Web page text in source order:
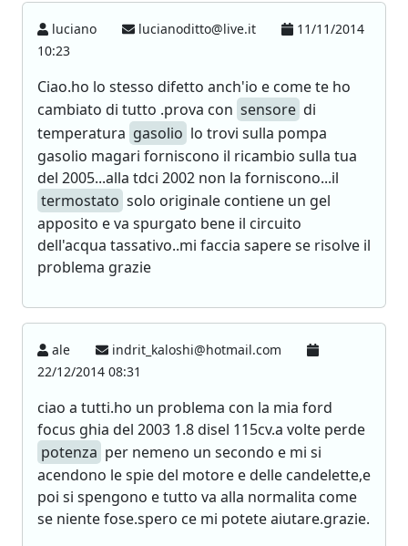
luciano lucianoditto@live.it
11/11/2014
10:23
Ciao.ho lo stesso difetto anch'io e come te ho
cambiato di tutto .prova con sensore di
temperatura gasolio lo trovi sulla pompa
gasolio magari forniscono il ricambio sulla tua
del 2005...alla tdci 2002 non la forniscono...il
termostato solo originale contiene un gel
apposito e va spurgato bene il circuito
dell'acqua tassativo..mi faccia sapere se risolve il
problema grazie
ale
indrit_kaloshi@hotmail.com
22/12/2014 08:31
ciao a tutti.ho un problema con la mia ford
focus ghia del 2003 1.8 disel 115cv.a volte perde
potenza per nemeno un secondo e mi si
acendono le spie del motore e delle candelette,e
poi si spengono e tutto va alla normalita come
se niente fose.spero ce mi potete aiutare.grazie.